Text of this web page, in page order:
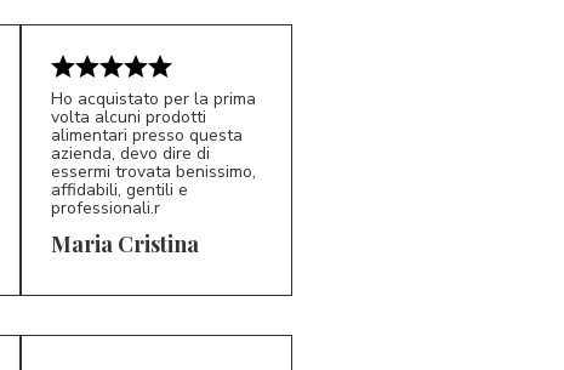
MC 5/5
Ho acquistato per la prima
volta alcuni prodotti
alimentari presso questa
azienda, devo dire di
essermi trovata benissimo,
affidabili, gentili e
professionali.r
Maria Cristina